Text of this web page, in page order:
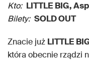
Kto: LITTLE BIG,
Bilety: SOLD OUT
Znacie już LITTLE
która obecnie rządzi